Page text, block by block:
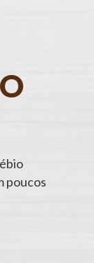
poucos